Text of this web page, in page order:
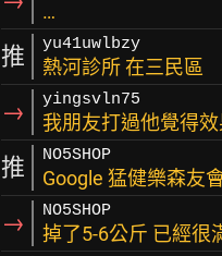
…
推 yu41uwlbzy
熱河診所 在三民區
→ yingsvln75
我朋友打過他覺得
推 NO5SHOP
Google 猛健樂森友
→ NO5SHOP
掉了5-6公斤 已經很